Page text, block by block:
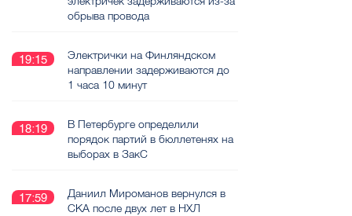
обрыва провода
19:15
Электрички на Финляндском
направлении задерживаются до
1 часа 10 минут
18:19
В Петербурге определили
порядок партий в бюллетенях на
выборах в ЗакС
17:59
Даниил Мироманов вернулся в
СКА после двух лет в НХЛ